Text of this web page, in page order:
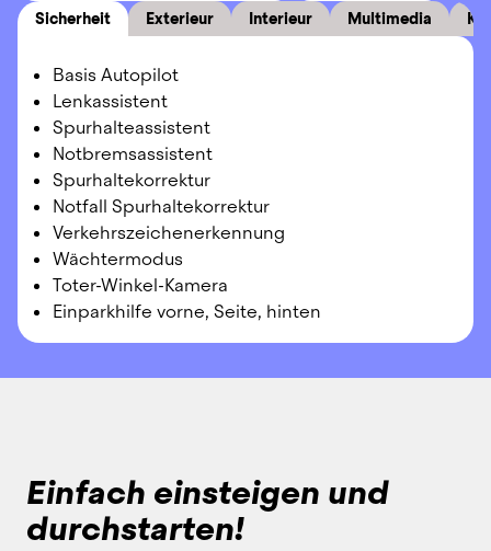
Sicherheit Exterieur Interieur Multimedia
Basis Autopilot
Lenkassistent
Spurhalteassistent
Notbremsassistent
Spurhaltekorrektur
Notfall Spurhaltekorrektur
Verkehrszeichenerkennung
Wächtermodus
Toter-Winkel-Kamera
Einparkhilfe vorne, Seite, hinten
Einfach einsteigen und
durchstarten!